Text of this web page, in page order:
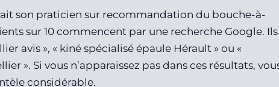
son praticien sur recommandation du bouche-à-
sur 10 commencent par une recherche Google. Ils
avis », « kiné spécialisé épaule Hérault » ou «
». Si vous n’apparaissez pas dans ces résultats,
considérable.